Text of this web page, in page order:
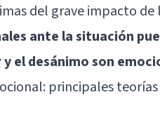
del grave impacto de
ante la situación
el desánimo son
principales